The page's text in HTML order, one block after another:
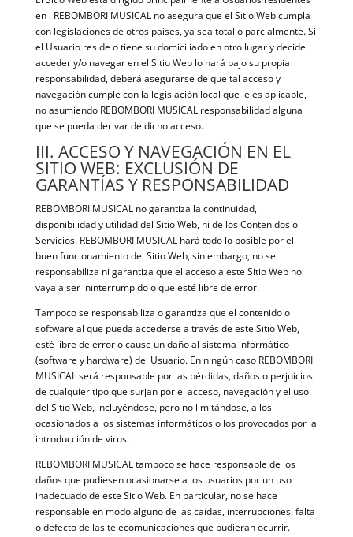
en . REBOMBORI MUSICAL no asegura que el Sitio Web cumpla
con legislaciones de otros países, ya sea total o parcialmente. Si
el Usuario reside o tiene su domiciliado en otro lugar y decide
acceder y/o navegar en el Sitio Web lo hará bajo su propia
responsabilidad, deberá asegurarse de que tal acceso y
navegación cumple con la legislación local que le es aplicable,
no asumiendo REBOMBORI MUSICAL responsabilidad alguna
que se pueda derivar de dicho acceso.
III. ACCESO Y NAVEGACIÓN EN EL
SITIO WEB: EXCLUSIÓN DE
GARANTÍAS Y RESPONSABILIDAD
REBOMBORI MUSICAL no garantiza la continuidad,
disponibilidad y utilidad del Sitio Web, ni de los Contenidos o
Servicios. REBOMBORI MUSICAL hará todo lo posible por el
buen funcionamiento del Sitio Web, sin embargo, no se
responsabiliza ni garantiza que el acceso a este Sitio Web no
vaya a ser ininterrumpido o que esté libre de error.
Tampoco se responsabiliza o garantiza que el contenido o
software al que pueda accederse a través de este Sitio Web,
esté libre de error o cause un daño al sistema informático
(software y hardware) del Usuario. En ningún caso REBOMBORI
MUSICAL será responsable por las pérdidas, daños o perjuicios
de cualquier tipo que surjan por el acceso, navegación y el uso
del Sitio Web, incluyéndose, pero no limitándose, a los
ocasionados a los sistemas informáticos o los provocados por la
introducción de virus.
REBOMBORI MUSICAL tampoco se hace responsable de los
daños que pudiesen ocasionarse a los usuarios por un uso
inadecuado de este Sitio Web. En particular, no se hace
responsable en modo alguno de las caídas, interrupciones, falta
o defecto de las telecomunicaciones que pudieran ocurrir.